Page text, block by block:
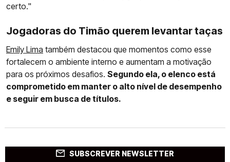
certo."
Jogadoras do Timão querem levantar taças
Emily Lima também destacou que momentos como esse
fortalecem o ambiente interno e aumentam a motivação
para os próximos desafios. Segundo ela, o elenco está
comprometido em manter o alto nível de desempenho
e seguir em busca de títulos.
SUBSCREVER NEWSLETTER